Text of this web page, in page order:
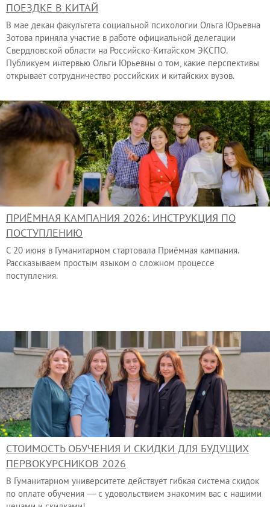
ПОЕЗДКЕ В КИТАЙ
В мае декан факультета социальной психологии Ольга Юрьевна
Зотова приняла участие в работе официальной делегации
Свердловской области на Российско-Китайском ЭКСПО.
Публикуем интервью Ольги Юрьевны о том, какие перспективы
открывает сотрудничество российских и китайских вузов.
ПРИЁМНАЯ КАМПАНИЯ 2026: ИНСТРУКЦИЯ ПО
ПОСТУПЛЕНИЮ
С 20 июня в Гуманитарном стартовала Приёмная кампания.
Рассказываем простым языком о сложном процессе
поступления.
СТОИМОСТЬ ОБУЧЕНИЯ И СКИДКИ ДЛЯ БУДУЩИХ
ПЕРВОКУРСНИКОВ 2026
В Гуманитарном университете действует гибкая система скидок
по оплате обучения — с удовольствием знакомим вас с нашими